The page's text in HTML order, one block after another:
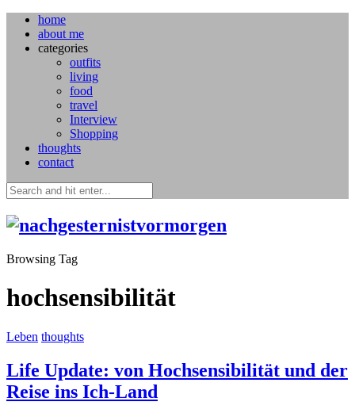
home
about me
categories
outfits
living
food
travel
Interview
Shopping
thoughts
contact
Browsing Tag
hochsensibilität
Leben thoughts
Life Update: von Hochsensibilität und der
Reise ins Ich-Land